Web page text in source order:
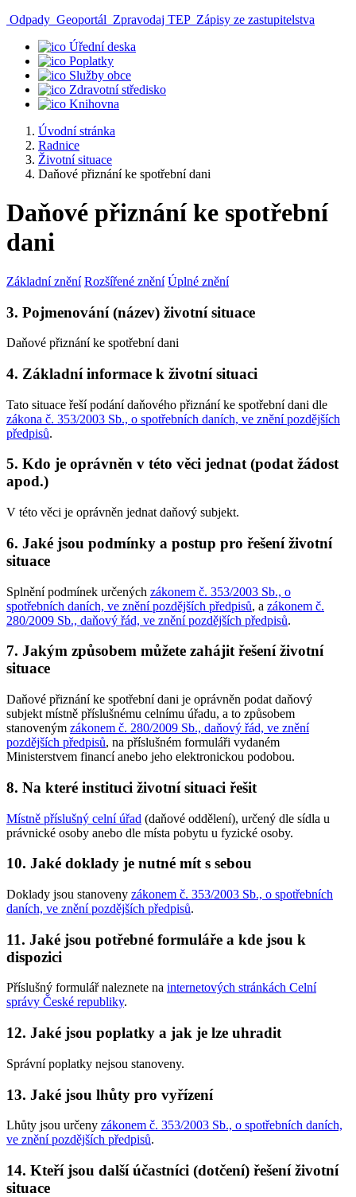
Odpady Geoportál Zpravodaj TEP Zápisy ze zastupitelstva
Úřední deska
Poplatky
Služby obce
Zdravotní středisko
Knihovna
Úvodní stránka
Radnice
Životní situace
Daňové přiznání ke spotřební dani
Daňové přiznání ke spotřební
dani
Základní znění Rozšířené znění Úplné znění
3. Pojmenování (název) životní situace
Daňové přiznání ke spotřební dani
4. Základní informace k životní situaci
Tato situace řeší podání daňového přiznání ke spotřební dani dle
zákona č. 353/2003 Sb., o spotřebních daních, ve znění pozdějších
předpisů.
5. Kdo je oprávněn v této věci jednat (podat žádost
apod.)
V této věci je oprávněn jednat daňový subjekt.
6. Jaké jsou podmínky a postup pro řešení životní
situace
Splnění podmínek určených zákonem č. 353/2003 Sb., o
spotřebních daních, ve znění pozdějších předpisů, a zákonem č.
280/2009 Sb., daňový řád, ve znění pozdějších předpisů.
7. Jakým způsobem můžete zahájit řešení životní
situace
Daňové přiznání ke spotřební dani je oprávněn podat daňový
subjekt místně příslušnému celnímu úřadu, a to způsobem
stanoveným zákonem č. 280/2009 Sb., daňový řád, ve znění
pozdějších předpisů, na příslušném formuláři vydaném
Ministerstvem financí anebo jeho elektronickou podobou.
8. Na které instituci životní situaci řešit
Místně příslušný celní úřad (daňové oddělení), určený dle sídla u
právnické osoby anebo dle místa pobytu u fyzické osoby.
10. Jaké doklady je nutné mít s sebou
Doklady jsou stanoveny zákonem č. 353/2003 Sb., o spotřebních
daních, ve znění pozdějších předpisů.
11. Jaké jsou potřebné formuláře a kde jsou k
dispozici
Příslušný formulář naleznete na internetových stránkách Celní
správy České republiky.
12. Jaké jsou poplatky a jak je lze uhradit
Správní poplatky nejsou stanoveny.
13. Jaké jsou lhůty pro vyřízení
Lhůty jsou určeny zákonem č. 353/2003 Sb., o spotřebních daních,
ve znění pozdějších předpisů.
14. Kteří jsou další účastníci (dotčení) řešení životní
situace